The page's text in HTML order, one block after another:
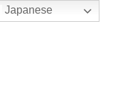
に移動
Japanese